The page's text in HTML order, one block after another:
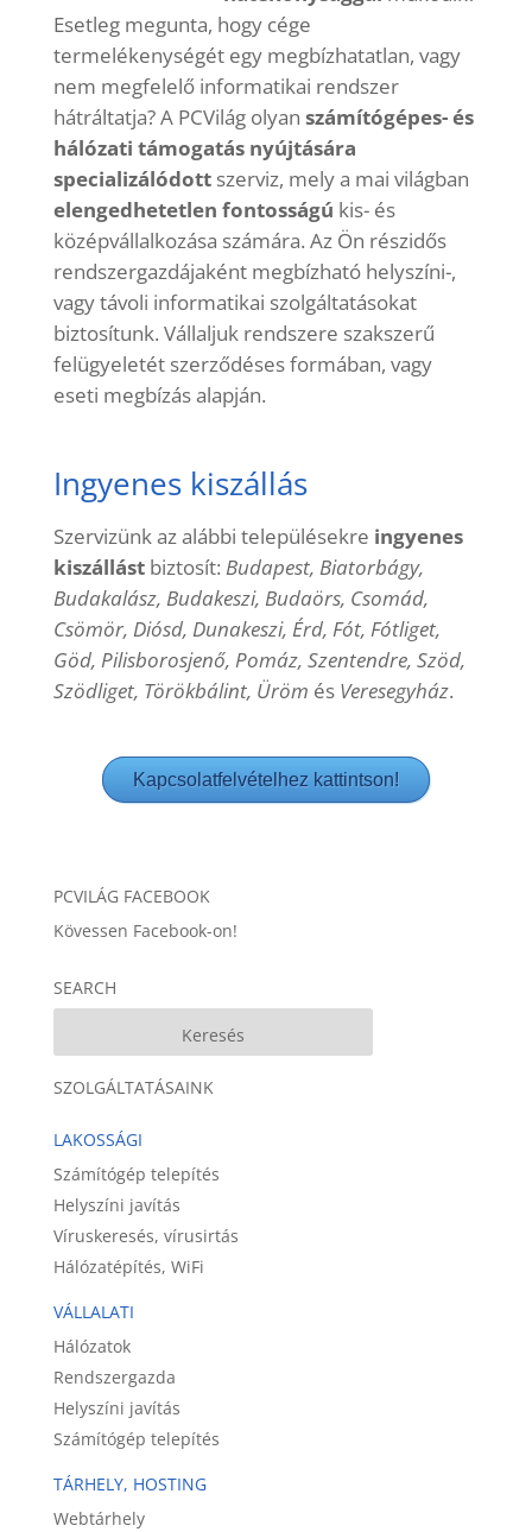
Esetleg megunta, hogy cége
termelékenységét egy megbízhatatlan, vagy
nem megfelelő informatikai rendszer
hátráltatja? A PCVilág olyan számítógépes- és
hálózati támogatás nyújtására
specializálódottszerviz, mely a mai világban
elengedhetetlen fontosságú kis- és
középvállalkozása számára. Az Ön részidős
rendszergazdájaként megbízható helyszíni-,
vagy távoli informatikai szolgáltatásokat
biztosítunk. Vállaljuk rendszere szakszerű
felügyeletét szerződéses formában, vagy
eseti megbízás alapján.
Ingyenes kiszállás
Szervizünk az alábbi településekre ingyenes
kiszállástbiztosít: Budapest, Biatorbágy,
Budakalász, Budakeszi, Budaörs, Csomád,
Csömör, Diósd, Dunakeszi, Érd, Fót, Fótliget,
Göd, Pilisborosjenő, Pomáz, Szentendre, Szöd,
Szödliget, Törökbálint, Üröm és Veresegyház.
Kapcsolatfelvételhez kattintson!
PCVILÁG FACEBOOK
Kövessen Facebook-on!
SEARCH
SZOLGÁLTATÁSAINK
LAKOSSÁGI
Számítógép telepítés
Helyszíni javítás
Víruskeresés, vírusirtás
Hálózatépítés, WiFi
VÁLLALATI
Hálózatok
Rendszergazda
Helyszíni javítás
Számítógép telepítés
TÁRHELY, HOSTING
Webtárhely